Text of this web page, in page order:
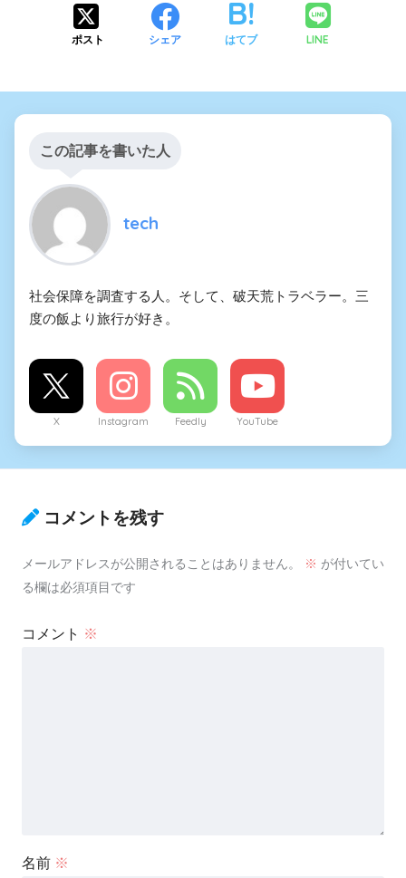
ポスト シェア はてブ LINE
この記事を書いた人
tech
社会保障を調査する人。そして、破天荒トラベラー。三
度の飯より旅行が好き。
X Instagram Feedly YouTube
コメントを残す
メールアドレスが公開されることはありません。 ※ が付いてい
る欄は必須項目です
コメント ※
名前 ※